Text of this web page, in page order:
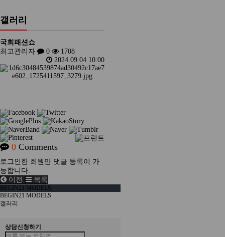
갤러리
국회패션쇼
최고관리자
0
1708
2024.09.04 10:00
0 Comments
로그인한 회원만 댓글 등록이 가
능합니다.
이전
목록
BEGIN21 MODELS
BEGIN21 MODELS
갤러리
상담신청하기